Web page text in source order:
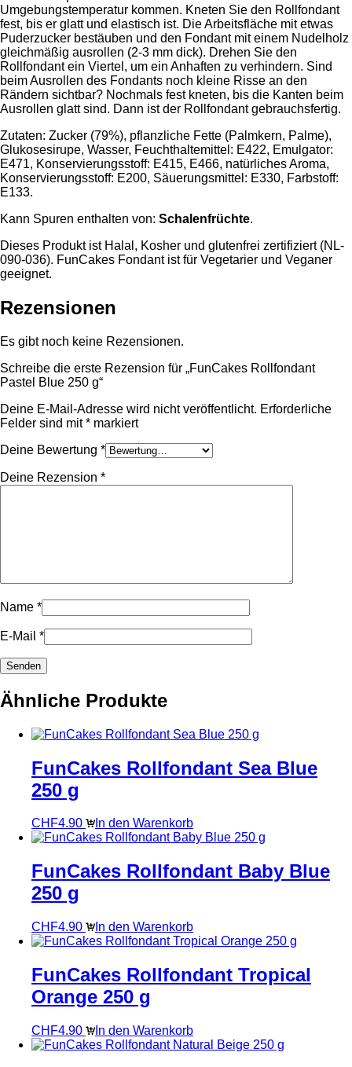
Umgebungstemperatur kommen. Kneten Sie den Rollfondant
fest, bis er glatt und elastisch ist. Die Arbeitsfläche mit etwas
Puderzucker bestäuben und den Fondant mit einem Nudelholz
gleichmäßig ausrollen (2-3 mm dick). Drehen Sie den
Rollfondant ein Viertel, um ein Anhaften zu verhindern. Sind
beim Ausrollen des Fondants noch kleine Risse an den
Rändern sichtbar? Nochmals fest kneten, bis die Kanten beim
Ausrollen glatt sind. Dann ist der Rollfondant gebrauchsfertig.
Zutaten: Zucker (79%), pflanzliche Fette (Palmkern, Palme),
Glukosesirupe, Wasser, Feuchthaltemittel: E422, Emulgator:
E471, Konservierungsstoff: E415, E466, natürliches Aroma,
Konservierungsstoff: E200, Säuerungsmittel: E330, Farbstoff:
E133.
Kann Spuren enthalten von: Schalenfrüchte.
Dieses Produkt ist Halal, Kosher und glutenfrei zertifiziert (NL-
090-036). FunCakes Fondant ist für Vegetarier und Veganer
geeignet.
Rezensionen
Es gibt noch keine Rezensionen.
Schreibe die erste Rezension für „FunCakes Rollfondant
Pastel Blue 250 g“
Deine E-Mail-Adresse wird nicht veröffentlicht. Erforderliche
Felder sind mit* markiert
Deine Bewertung *
Deine Rezension *
Name *
E-Mail *
Ähnliche Produkte
FunCakes Rollfondant Sea Blue
250 g
CHF4.90 In den Warenkorb
FunCakes Rollfondant Baby Blue
250 g
CHF4.90 In den Warenkorb
FunCakes Rollfondant Tropical
Orange 250 g
CHF4.90 In den Warenkorb